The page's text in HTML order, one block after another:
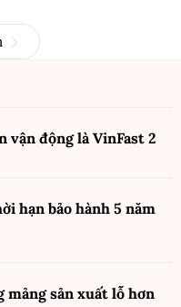
vận động là VinFast2
hạn bảo hành 5 năm
sản xuất lỗ hơn